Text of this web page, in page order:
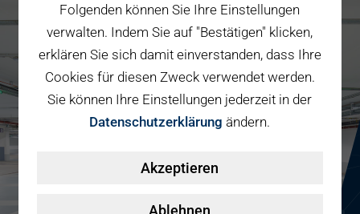
Parken
Reservieren
Fahrradparken
Geschäftspartner
Parkraumbewirtschaftung
Smart Mobility Hubs
Services
Karriere bei PBW
Folgenden können Sie Ihre Einstellungen
verwalten. Indem Sie auf "Bestätigen" klicken,
erklären Sie sich damit einverstanden, dass Ihre
Cookies für diesen Zweck verwendet werden.
Sie können Ihre Einstellungen jederzeit in der
Datenschutzerklärung ändern.
Akzeptieren
Ablehnen